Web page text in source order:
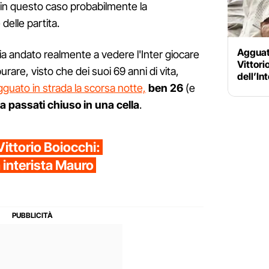
questo caso probabilmente la
partita.
andato realmente a vedere l'Inter giocare
visto che dei suoi 69 anni di vita,
in strada la scorsa notte, ben 26 (e
passati chiuso in una cella.
Boiocchi:
Mauro